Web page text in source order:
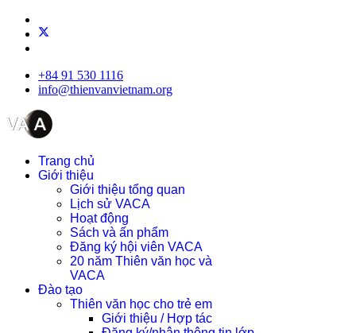
+84 91 530 1116
info@thienvanvietnam.org
Trang chủ
Giới thiệu
Giới thiệu tổng quan
Lịch sử VACA
Hoạt động
Sách và ấn phẩm
Đăng ký hội viên VACA
20 năm Thiên văn học và
VACA
Đào tạo
Thiên văn học cho trẻ em
Giới thiệu / Hợp tác